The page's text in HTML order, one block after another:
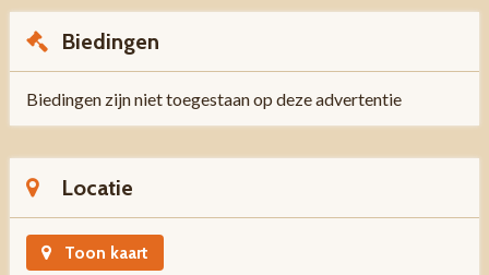
Biedingen
Biedingen zijn niet toegestaan op deze advertentie
Locatie
Toon kaart